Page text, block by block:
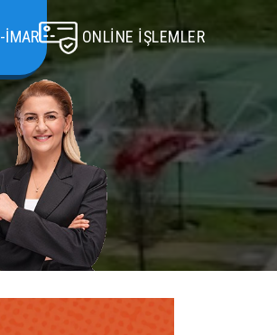
İMAR ONLINE İŞLEMLER